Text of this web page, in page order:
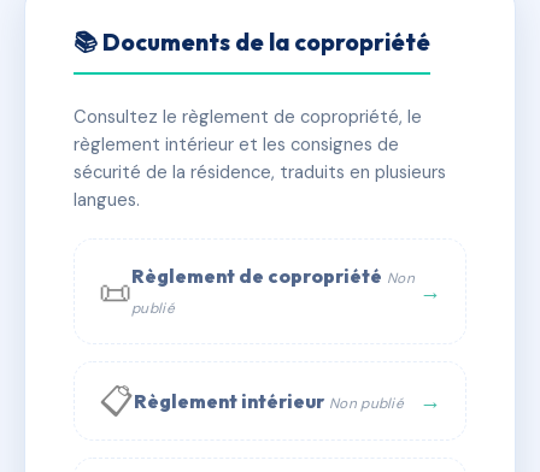
18 rue nationale
✓ Immatriculée 🏠 10 lots 🏗 1 bâtiment(s)
📞 Contacter Syndic Digital
📚 Documents de la copropriété
Consultez le règlement de copropriété, le
règlement intérieur et les consignes de
sécurité de la résidence, traduits en plusieurs
langues.
📜Règlement de copropriété Non
publié
→
📋Règlement intérieur Non publié →